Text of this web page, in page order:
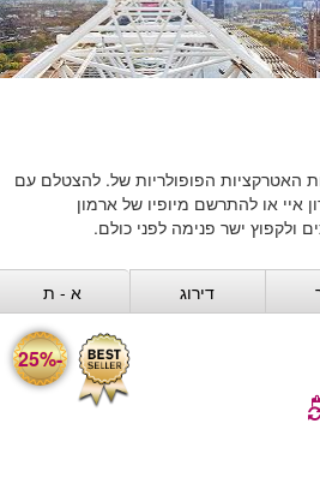
האטרקציות הפופולריות של. להצטלם עם
איי או להתרשם מיופיו של ארמון
ולקפוץ ישר פנימה לפני כולם.
דירוג א - ת
-25%